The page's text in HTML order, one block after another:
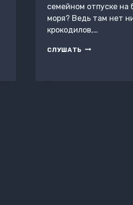
семейном отпуске на
моря? Ведь там нет
крокодилов,…
СЛУШАТЬ ЕЙ-